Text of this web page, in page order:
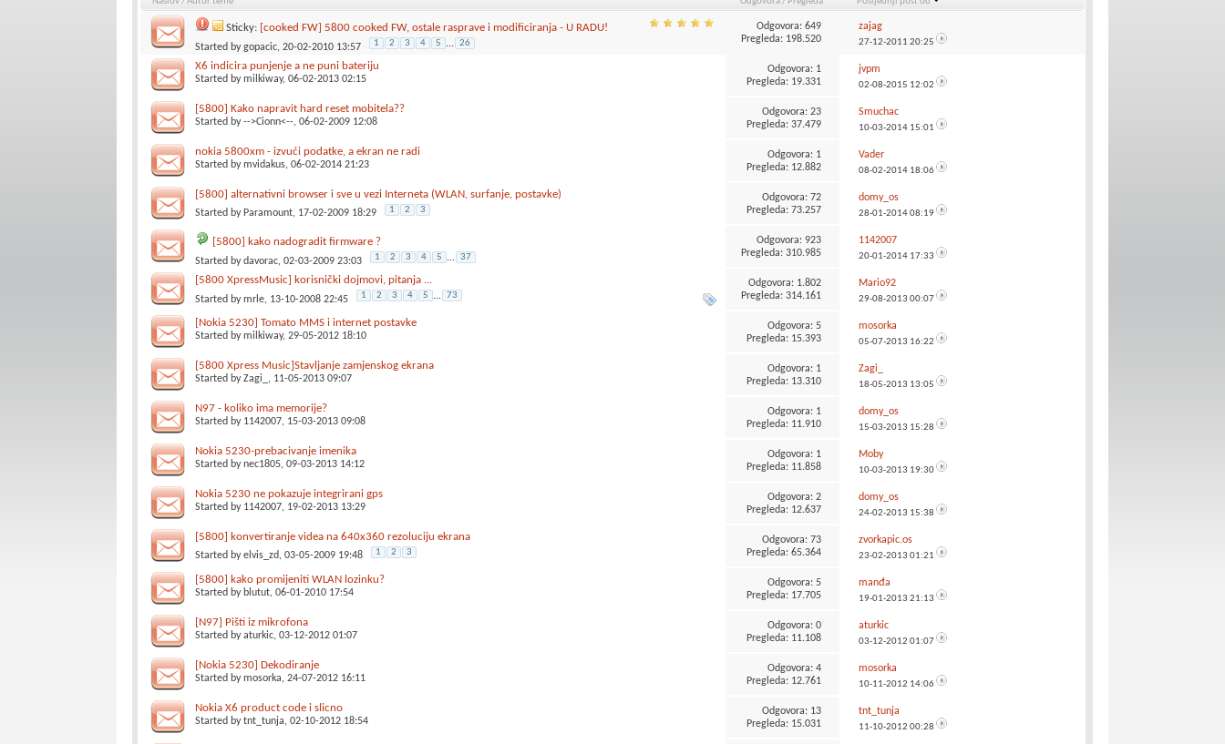
Sticky: [cooked FW] 5800 cooked FW, ostale rasprave i modificiranja - U RADU!
Started bygopacic, 20-02-2010 13:57 1 2 3 4 5 ... 26
Odgovora: 649
Pregleda: 198.520
zajag
27-12-2011 20:25
X6 indicira punjenje a ne puni bateriju
Started bymilkiway, 06-02-2013 02:15
Odgovora: 1
Pregleda: 19.331
jvpm
02-08-2015 12:02
[5800] Kako napravit hard reset mobitela??
Started by-->Cionn<--, 06-02-2009 12:08
Odgovora: 23
Pregleda: 37.479
Smuchac
10-03-2014 15:01
nokia 5800xm - izvući podatke, a ekran ne radi
Started bymvidakus, 06-02-2014 21:23
Odgovora: 1
Pregleda: 12.882
Vader
08-02-2014 18:06
[5800] alternativni browser i sve u vezi Interneta (WLAN, surfanje, postavke)
Started by Paramount, 17-02-2009 18:29 1 2 3
Odgovora: 72
Pregleda: 73.257
domy_os
28-01-201408:19
[5800] kako nadogradit firmware ?
Started bydavorac, 02-03-2009 23:03 1 2 3 4 5 ... 37
Odgovora: 923
Pregleda: 310.985
1142007
20-01-2014 17:33
[5800 XpressMusic] korisnički dojmovi, pitanja ...
Started bymrle, 13-10-2008 22:45 1 2 3 4 5 ... 73
Odgovora: 1.802
Pregleda: 314.161
Mario92
29-08-2013 00:07
[Nokia 5230] Tomato MMS i internet postavke
Started bymilkiway, 29-05-2012 18:10
Odgovora: 5
Pregleda: 15.393
mosorka
05-07-2013 16:22
[5800 Xpress Music]Stavljanje zamjenskog ekrana
Started byZagi_ , 11-05-2013 09:07
Odgovora: 1
Pregleda: 13.310
Zagi_
18-05-2013 13:05
N97 - koliko ima memorije?
Started by 1142007, 15-03-2013 09:08
Odgovora: 1
Pregleda: 11.910
domy_os
15-03-2013 15:28
Nokia 5230-prebacivanje imenika
Started bynec1805, 09-03-2013 14:12
Odgovora: 1
Pregleda: 11.858
Moby
10-03-2013 19:30
Nokia 5230 ne pokazuje integrirani gps
Started by 1142007, 19-02-2013 13:29
Odgovora: 2
Pregleda: 12.637
domy_os
24-02-2013 15:38
[5800] konvertiranje videa na 640x360 rezoluciju ekrana
Started byelvis_zd, 03-05-2009 19:48 1 2 3
Odgovora: 73
Pregleda: 65.364
zvorkapic.os
23-02-2013 01:21
[5800] kako promijeniti WLAN lozinku?
Started by blutut, 06-01-2010 17:54
Odgovora: 5
Pregleda: 17.705
manđa
19-01-2013 21:13
[N97] Pišti iz mikrofona
Started byaturkic, 03-12-2012 01:07
Odgovora: 0
Pregleda: 11.108
aturkic
03-12-2012 01:07
[Nokia 5230] Dekodiranje
Started bymosorka, 24-07-2012 16:11
Odgovora: 4
Pregleda: 12.761
mosorka
10-11-2012 14:06
Nokia X6 product code i slicno
Started bytnt_tunja, 02-10-2012 18:54
Odgovora: 13
Pregleda: 15.031
tnt_tunja
11-10-2012 00:28